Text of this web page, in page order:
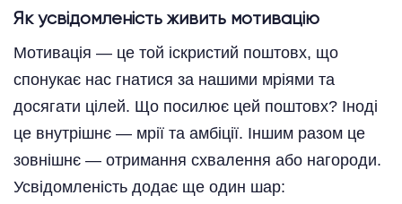
Як усвідомленість живить мотивацію
Мотивація — це той іскристий поштовх, що
спонукає нас гнатися за нашими мріями та
досягати цілей. Що посилює цей поштовх? Іноді
це внутрішнє — мрії та амбіції. Іншим разом це
зовнішнє — отримання схвалення або нагороди.
Усвідомленість додає ще один шар: